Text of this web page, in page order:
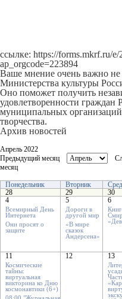
ссылке: https://forms.mkrf.ru/
ap_orgcode=223894
Ваше мнение очень важно не
Министерства культуры
Оно поможет получить
удовлетворенности граждан
муниципальных
творчества.
Архив новостей
Апрель 2022
Предыдущий месяц
месяц
Понедельник Вторник
28
29 30
4
Всемирный День
Интернета
Они просят о
защите
5
Дороги в
другой мир
«В мире
сказок
Андерсена»
6
11
Космические
тайны:
виртуальная
викторина ко Дню
космонавтики (6+)
12 13